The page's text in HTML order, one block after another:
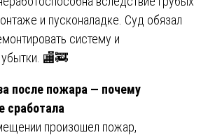
и пусконаладке. Суд обязал
систему и
🏬🚒
после пожара — почему
сработала
произошел пожар,